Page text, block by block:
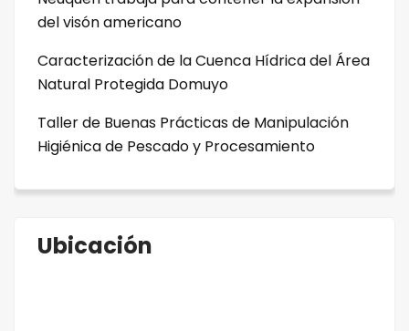
del visón americano
Caracterización de la Cuenca Hídrica del Área
Natural Protegida Domuyo
Taller de Buenas Prácticas de Manipulación
Higiénica de Pescado y Procesamiento
Ubicación